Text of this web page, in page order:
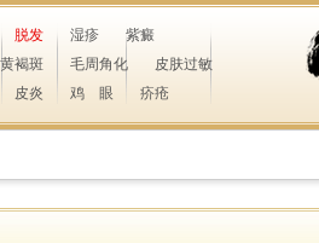
脱发 湿疹
紫癜
黄褐斑 毛周角化
皮肤过敏
皮炎 鸡 眼 疥疮